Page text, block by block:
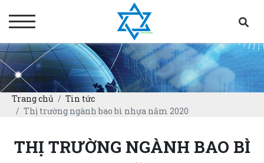
Trang chủ
Tin tức
Thị trường ngành bao bì nhựa năm 2020
THỊ TRƯỜNG NGÀNH BAO BÌ